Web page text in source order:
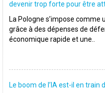
devenir trop forte pour être
La Pologne s’impose
grâce à des dépenses de
économique rapide et une..
Le boom de l’IA est-il en train